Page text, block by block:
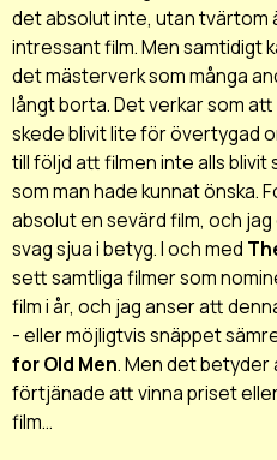
det absolut inte, utan tvärtom
intressant film. Men samtidigt
det mästerverk som många
långt borta. Det verkar som
skede blivit lite för övertygad
till följd att filmen inte alls
som man hade kunnat önska.
absolut en sevärd film, och
svag sjua i betyg. I och med
sett samtliga filmer som
film i år, och jag anser att
- eller möjligtvis snäppet
for Old Men. Men det
förtjänade att vinna priset
film...